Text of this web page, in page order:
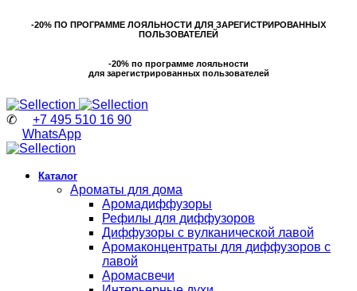
-20% ПО ПРОГРАММЕ ЛОЯЛЬНОСТИ ДЛЯ ЗАРЕГИСТРИРОВАННЫХ
ПОЛЬЗОВАТЕЛЕЙ
-20% по программе лояльности
для зарегистрированных пользователей
✆ +7 495 510 16 90
WhatsApp
Каталог
Ароматы для дома
Аромадиффузоры
Рефилы для диффузоров
Диффузоры с вулканической лавой
Аромаконцентраты для диффузоров с
лавой
Аромасвечи